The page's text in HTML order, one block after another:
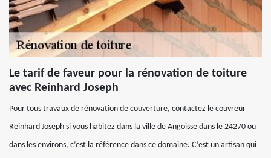
Le tarif de faveur pour la rénovation de toiture
avec Reinhard Joseph
Pour tous travaux de rénovation de couverture, contactez le couvreur
Reinhard Joseph si vous habitez dans la ville de Angoisse dans le 24270 ou
dans les environs, c’est la référence dans ce domaine. C’est un artisan qui